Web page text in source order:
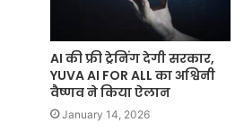
AI की फ्री ट्रेनिंग देगी सरकार,
YUVA AI FOR ALL का अश्विनी
वैष्णव ने किया ऐलान
January 14, 2026